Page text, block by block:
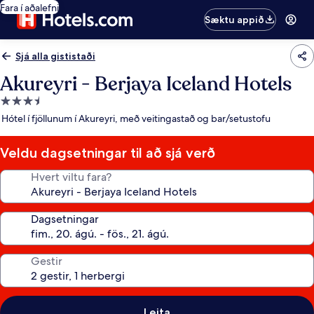
Fara í aðalefni
Sæktu appið
Sjá alla gististaði
Akureyri - Berjaya Iceland Hotels
3.5
stjörnu
Hótel í fjöllunum í Akureyri, með veitingastað og bar/setustofu
Veldu dagsetningar til að sjá verð
Hvert viltu fara?
Dagsetningar
Gestir